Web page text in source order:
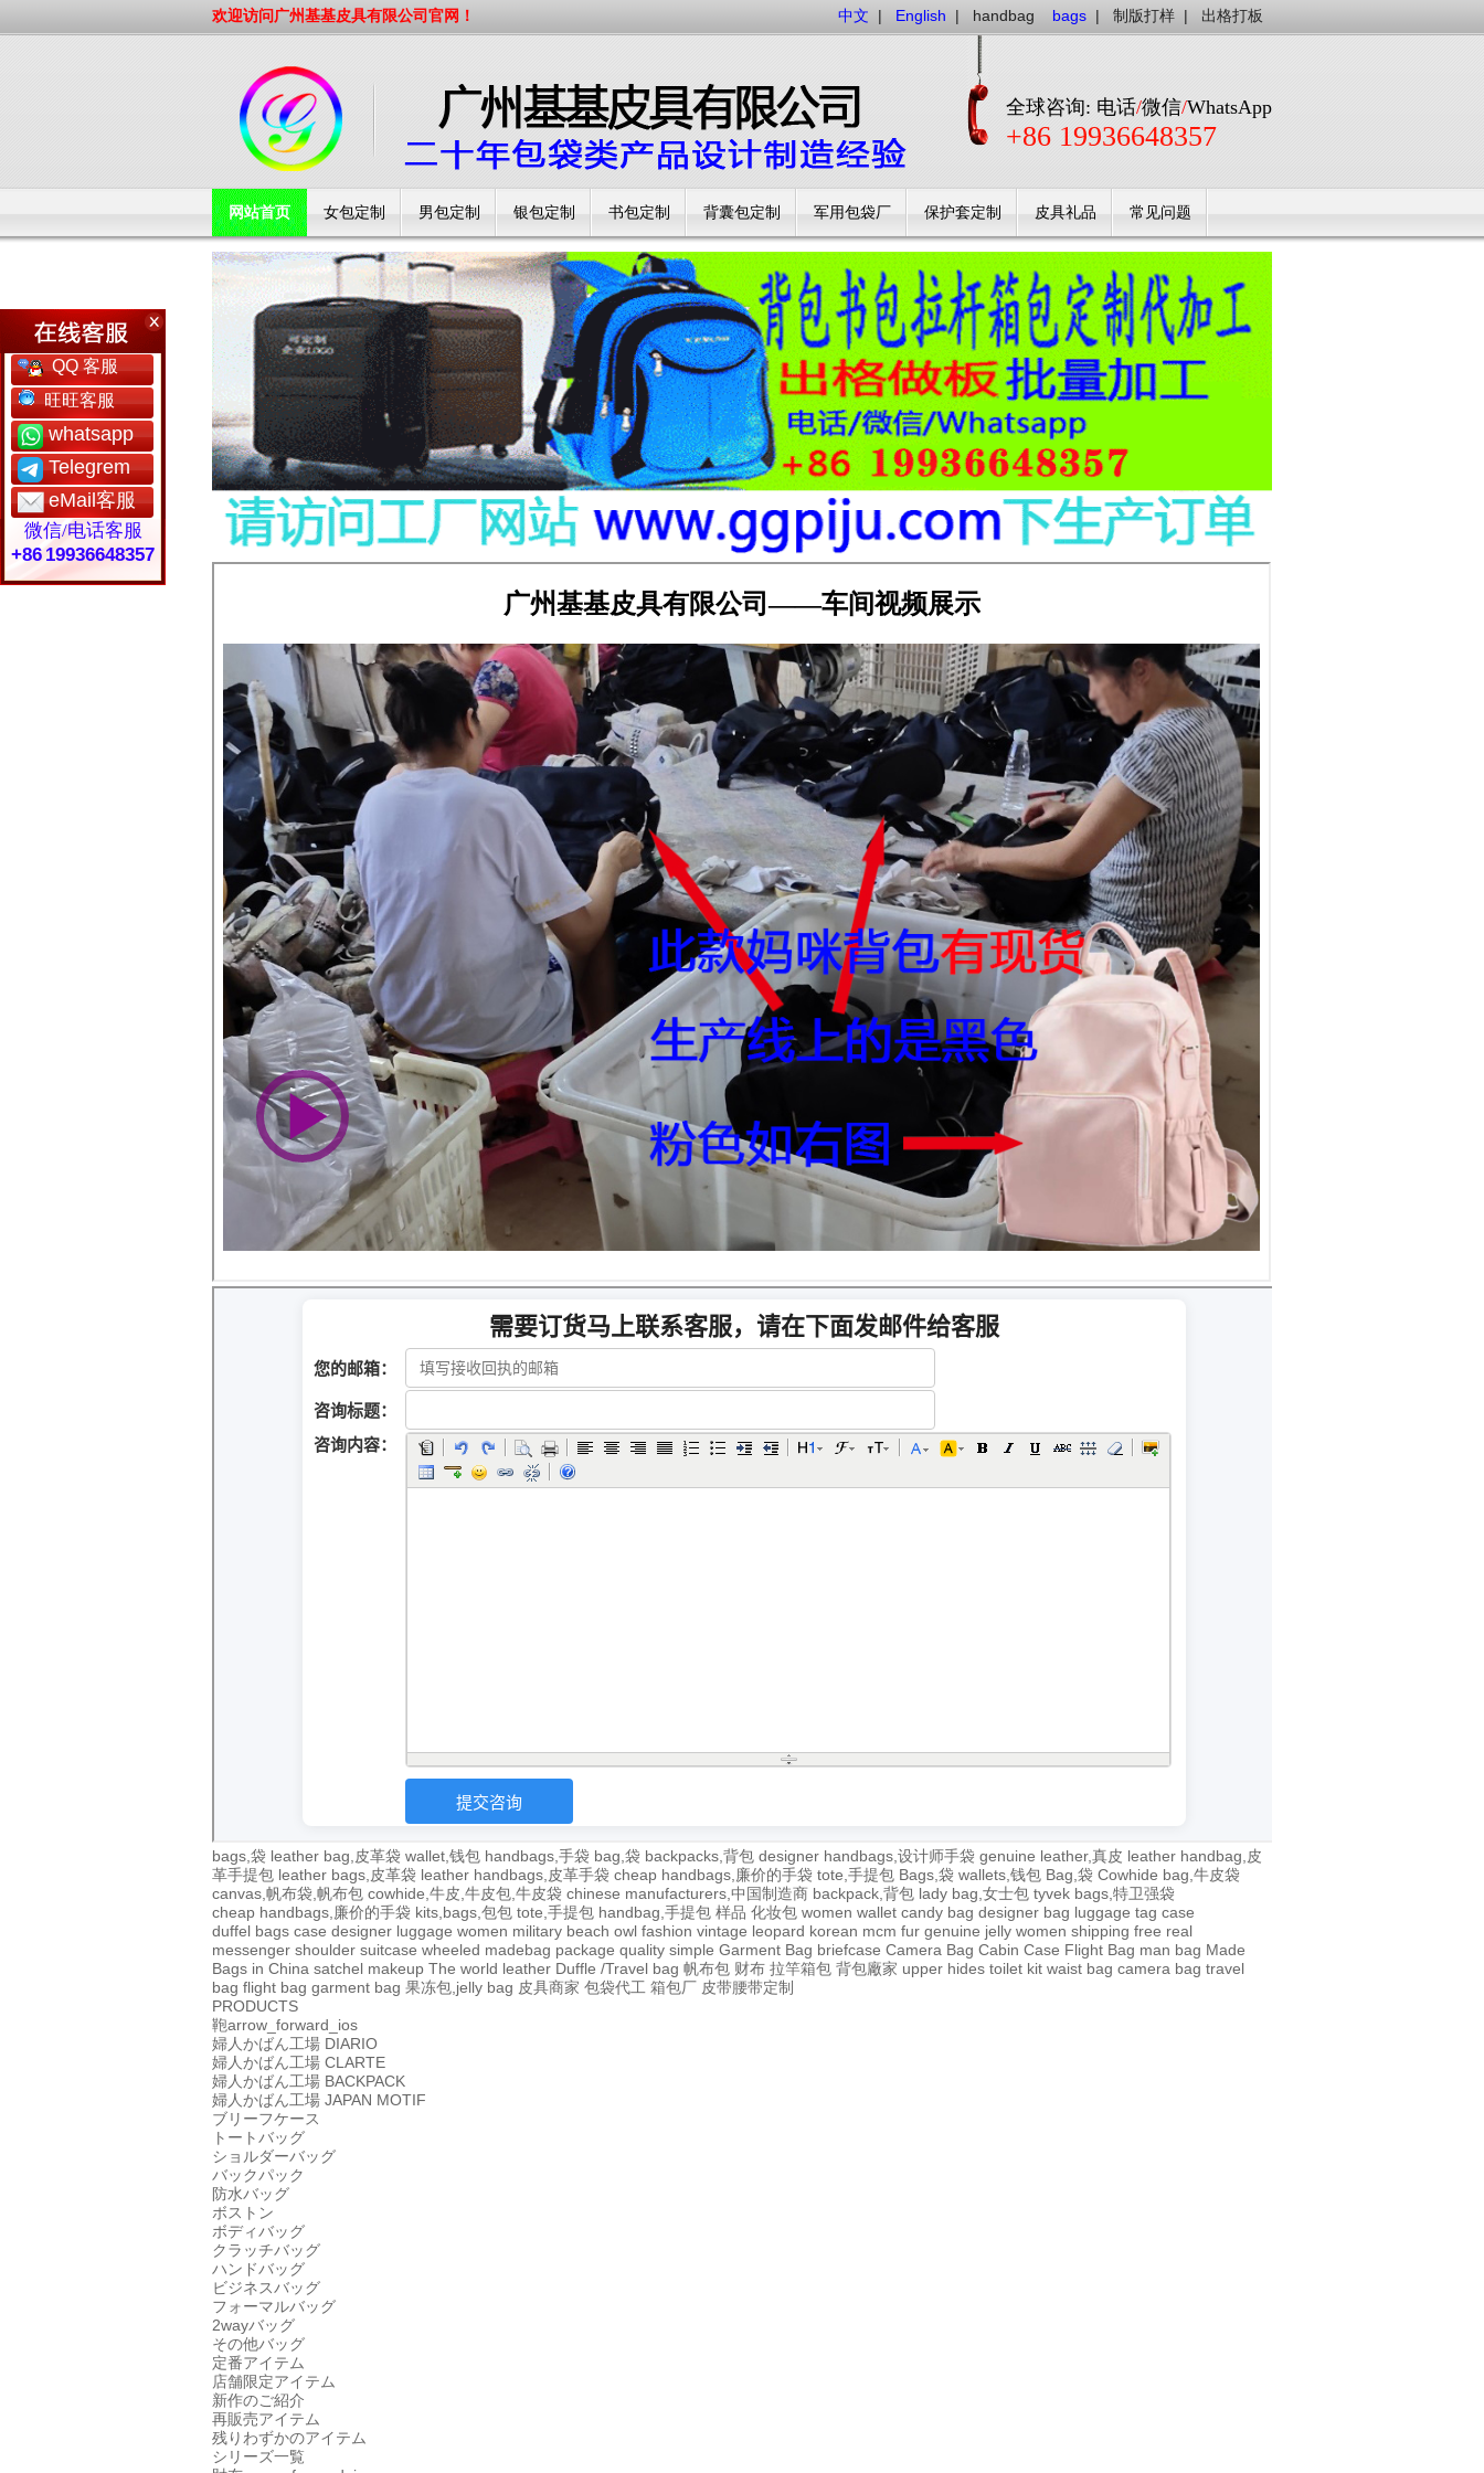
欢迎访问广州基基皮具有限公司官网！ 中文 | English | handbag bags | 制版打样 | 出格打板
全球咨询: 电话/微信/WhatsApp
+86 19936648357
网站首页 女包定制 男包定制 银包定制 书包定制 背囊包定制 军用包袋厂 保护套定制 皮具礼品 常见问题
工厂简介
bags,袋 leather bag,皮革袋 wallet,钱包 handbags,手袋 bag,袋 backpacks,背包 designer handbags,设计师手袋 genuine leather,真皮 leather handbag,皮
革手提包 leather bags,皮革袋 leather handbags,皮革手袋 cheap handbags,廉价的手袋 tote,手提包 Bags,袋 wallets,钱包 Bag,袋 Cowhide bag,牛皮袋
canvas,帆布袋,帆布包 cowhide,牛皮,牛皮包,牛皮袋 chinese manufacturers,中国制造商 backpack,背包 lady bag,女士包 tyvek bags,特卫强袋
cheap handbags,廉价的手袋 kits,bags,包包 tote,手提包 handbag,手提包 样品 化妆包 women wallet candy bag designer bag luggage tag case
duffel bags case designer luggage women military beach owl fashion vintage leopard korean mcm fur genuine jelly women shipping free real
messenger shoulder suitcase wheeled madebag package quality simple Garment Bag briefcase Camera Bag Cabin Case Flight Bag man bag Made
Bags in China satchel makeup The world leather Duffle /Travel bag 帆布包 财布 拉竿箱包 背包廠家 upper hides toilet kit waist bag camera bag travel
bag flight bag garment bag 果冻包,jelly bag 皮具商家 包袋代工 箱包厂 皮带腰带定制
PRODUCTS
鞄arrow_forward_ios
婦人かばん工場 DIARIO
婦人かばん工場 CLARTE
婦人かばん工場 BACKPACK
婦人かばん工場 JAPAN MOTIF
ブリーフケース
トートバッグ
ショルダーバッグ
バックパック
防水バッグ
ボストン
ボディバッグ
クラッチバッグ
ハンドバッグ
ビジネスバッグ
フォーマルバッグ
2wayバッグ
その他バッグ
定番アイテム
店舗限定アイテム
新作のご紹介
再販売アイテム
残りわずかのアイテム
シリーズ一覧
QQ 客服
旺旺客服
whatsapp
Telegrem
eMail客服
微信/电话客服
+86 19936648357